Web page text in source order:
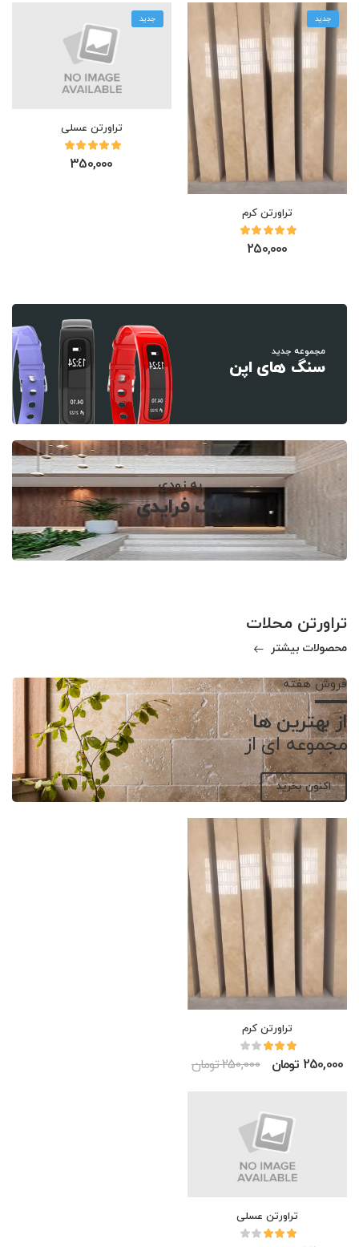
جدید
تراورتن کرم
250,000
جدید
تراورتن عسلی
350,000
مجموعه جدید
سنگ های اپن
به زودی
بلک فرایدی
تراورتن محلات
محصولات بیشتر
فروش هفته
از بهترین ها
مجموعه ای از
اکنون بخرید
تراورتن کرم
250,000 تومان 250,000 تومان
تراورتن عسلی